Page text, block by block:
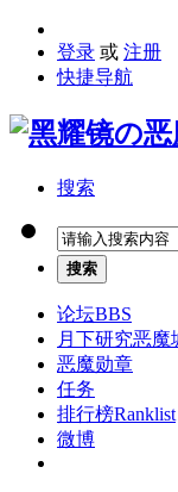
登录 或 注册
快捷导航
搜索
搜索
论坛BBS
月下研究恶魔
恶魔勋章
任务
排行榜Ranklist
微博